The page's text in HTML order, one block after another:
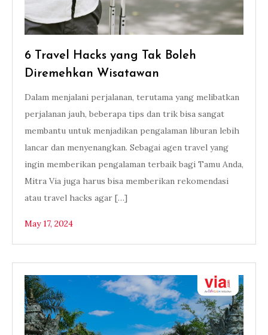
6 Travel Hacks yang Tak Boleh
Diremehkan Wisatawan
Dalam menjalani perjalanan, terutama yang melibatkan
perjalanan jauh, beberapa tips dan trik bisa sangat
membantu untuk menjadikan pengalaman liburan lebih
lancar dan menyenangkan. Sebagai agen travel yang
ingin memberikan pengalaman terbaik bagi Tamu Anda,
Mitra Via juga harus bisa memberikan rekomendasi
atau travel hacks agar […]
May 17, 2024